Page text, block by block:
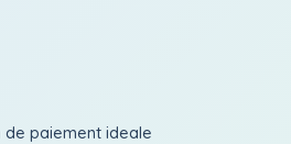
de paiement ideale